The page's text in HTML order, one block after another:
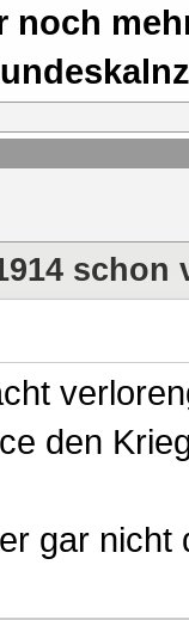
noch
schon
den
gar nicht